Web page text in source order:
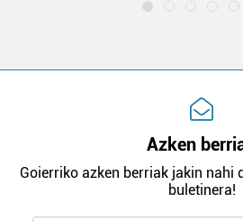
Azken
Goierriko azken berriak jakin nahi
buletinera!